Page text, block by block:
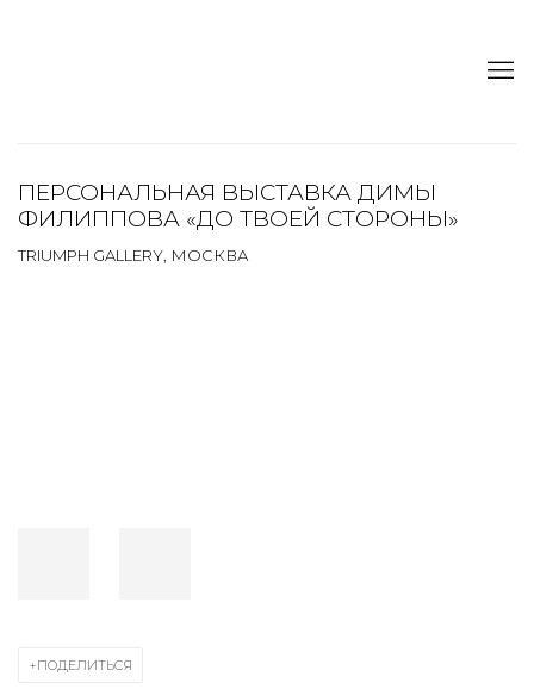
ПЕРСОНАЛЬНАЯ ВЫСТАВКА ДИМЫ
ФИЛИППОВА «ДО ТВОЕЙ СТОРОНЫ»
TRIUMPH GALLERY, МОСКВА
ПОДЕЛИТЬСЯ